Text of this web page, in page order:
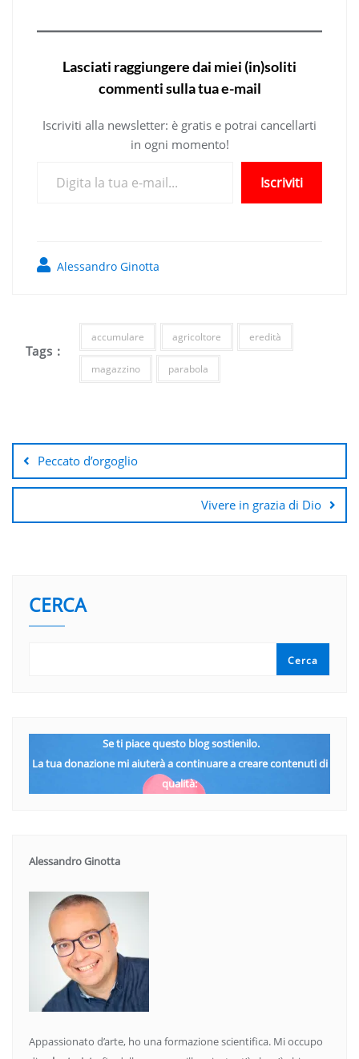
Lasciati raggiungere dai miei (in)soliti
commenti sulla tua e-mail
Iscriviti alla newsletter: è gratis e potrai cancellarti
in ogni momento!
Iscriviti
Alessandro Ginotta
Tags :
accumulare agricoltore eredità
magazzino parabola
articoli
Peccato d’orgoglio
Vivere in grazia di Dio
CERCA
Cerca
Se ti piace questo blog sostienilo.
La tua donazione mi aiuterà a continuare a creare contenuti di
qualità:
Alessandro Ginotta
Appassionato d’arte, ho una formazione scientifica. Mi occupo